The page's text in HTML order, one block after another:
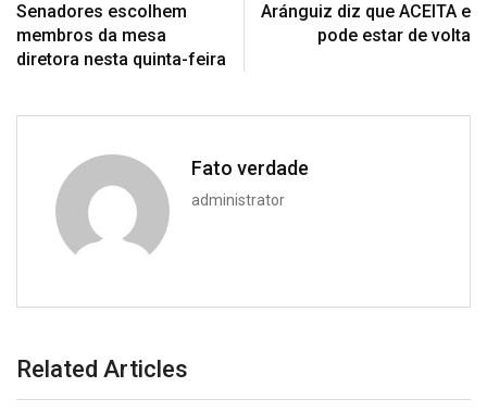
Senadores escolhem
membros da mesa
diretora nesta quinta-feira
Aránguiz diz que ACEITA e
pode estar de volta
Fato verdade
administrator
Related Articles